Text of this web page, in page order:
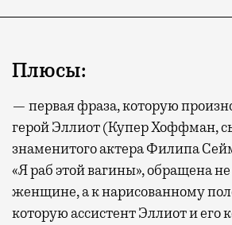
Плюсы:
— первая фраза, которую
герой Эллиот (Купер Хоффман,
знаменитого актера Филипа
«Я раб этой вагины», обращена
женщине, а к нарисованному
которую ассистент Эллиот и его